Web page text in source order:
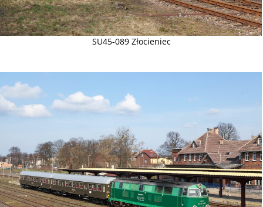
SU45-089 Złocieniec